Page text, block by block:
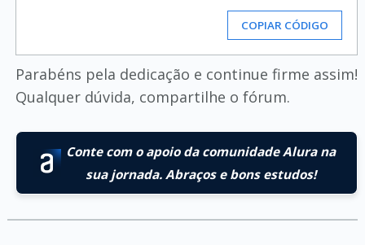
COPIAR CÓDIGO
Parabéns pela dedicação e continue firme assim!
Qualquer dúvida, compartilhe o fórum.
Conte com o apoio da comunidade Alura na
sua jornada. Abraços e bons estudos!